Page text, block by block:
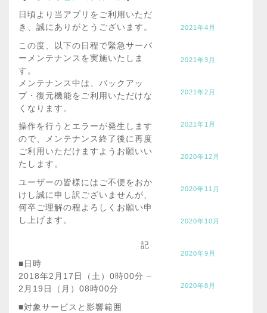
日頃より当アプリをご利用いただ
き、誠にありがとうございます。
この度、以下の日程で緊急サーバ
ーメンテナンスを実施いたしま
す。
メンテナンス中は、バックアッ
プ・復元機能をご利用いただけな
くなります。
操作を行うとエラーが発生します
ので、メンテナンス終了後に再度
ご利用いただけますようお願いい
たします。
ユーザーの皆様にはご不便をおか
けし誠に申し訳ございませんが、
何卒ご理解の程よろしくお願い申
し上げます。
記
■日時
2018年2月17日（土）0時00分 –
2月19日（月）08時00分
■対象サービスと影響範囲
2021年4月
2021年3月
2021年2月
2021年1月
2020年12月
2020年11月
2020年10月
2020年9月
2020年8月